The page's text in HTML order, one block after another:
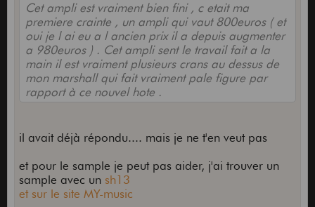
Cet ampli est vraiment bien fini , c etait ma
premiere crainte , un ampli qui vaut 800euros ( et
oui je l ai eu a l ancien prix il a depuis augmenter
a 980euros ) . Cet ampli sent le travail fait a la
main il est vraiment plusieurs crans au dessus de
mon marshall qui fait vraiment pale figure par
rapport à ce nouvel hote .
il avait déjà répondu.... mais je ne t'en veut pas
et pour le sample je peut pas aider, j'ai trouver un
sample avec un sh13
et sur le site MY-music